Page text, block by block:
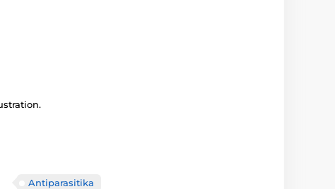
Antiparasitika